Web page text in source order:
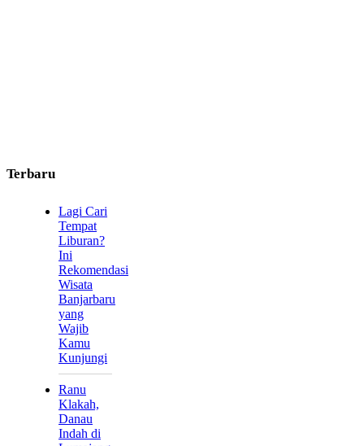
Terbaru
Lagi Cari
Tempat
Liburan?
Ini
Rekomendasi
Wisata
Banjarbaru
yang
Wajib
Kamu
Kunjungi
Ranu
Klakah,
Danau
Indah di